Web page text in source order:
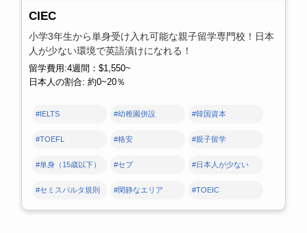
CIEC
小学3年生から単身受け入れ可能な親子留学専門校！日本
人が少ない環境で英語漬けになれる！
留学費用:4週間：$1,550~
日本人の割合: 約0~20％
#IELTS #幼稚園併設 #韓国資本
#TOEFL #格安 #親子留学
#単身（15歳以下） #セブ #日本人が少ない
#セミスパルタ規則 #閑静なエリア #TOEIC